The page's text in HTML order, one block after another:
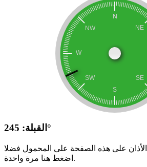
القبلة: 245°
على هذه الصفحة على المحمول فضلا
اضغط هنا مرة واحدة.